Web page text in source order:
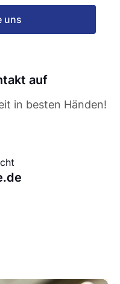
auf
in besten Händen!
uns